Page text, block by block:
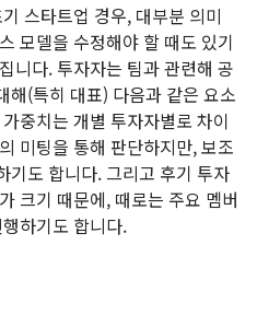
스타트업 경우, 대부분 의미
모델을 수정해야 할 때도 있기
니다. 투자자는 팀과 관련해 공
해(특히 대표) 다음과 같은 요소
중치는 개별 투자자별로 차이
미팅을 통해 판단하지만, 보조
기도 합니다. 그리고 후기 투자
크기 때문에, 때로는 주요 멤버
하기도 합니다.